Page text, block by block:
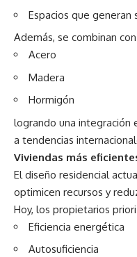
Espacios que generan
Además, se combinan
Acero
Madera
Hormigón
logrando una integración
a tendencias
Viviendas más
El diseño residencial
optimicen recursos y
Hoy, los propietarios
Eficiencia energética
Autosuficiencia